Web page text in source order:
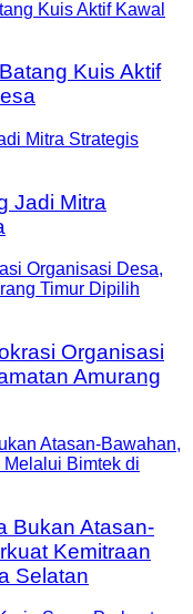
Kuis Aktif
Jadi Mitra
Organisasi
Amurang
Bukan Atasan-
Kemitraan
Selatan